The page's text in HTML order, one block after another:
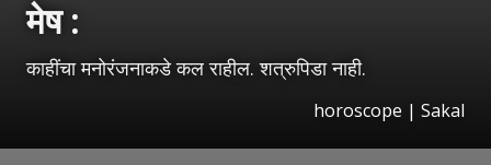
मेष :
काहींचा मनोरंजनाकडे कल राहील. शत्रुपिडा नाही.
horoscope | Sakal